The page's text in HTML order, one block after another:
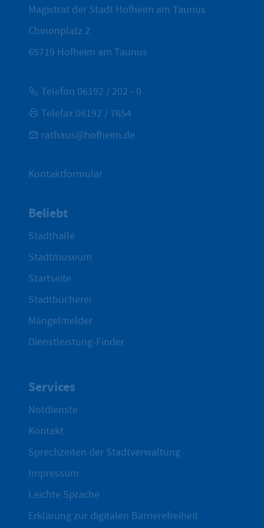
Magistrat der Stadt Hofheim am Taunus
Chinonplatz 2
65719 Hofheim am Taunus
Telefon 06192 / 202 - 0
Telefax 06192 / 7654
rathaus@hofheim.de
Kontaktformular
Beliebt
Stadthalle
Stadtmuseum
Startseite
Stadtbücherei
Mängelmelder
Dienstleistung-Finder
Services
Notdienste
Kontakt
Sprechzeiten der Stadtverwaltung
Impressum
Leichte Sprache
Erklärung zur digitalen Barrierefreiheit